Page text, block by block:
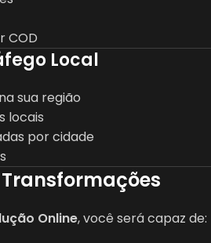
COD
Local
sua região
locais
por cidade
Online, você será capaz de: